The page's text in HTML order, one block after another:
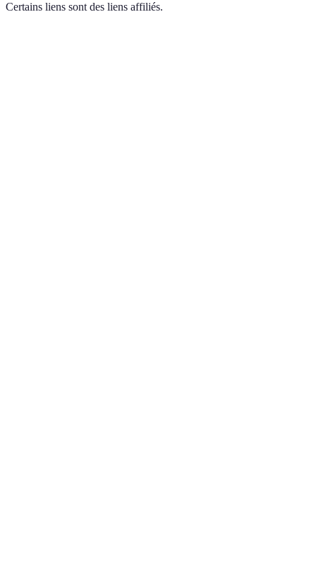
Certains liens sont des liens affiliés.